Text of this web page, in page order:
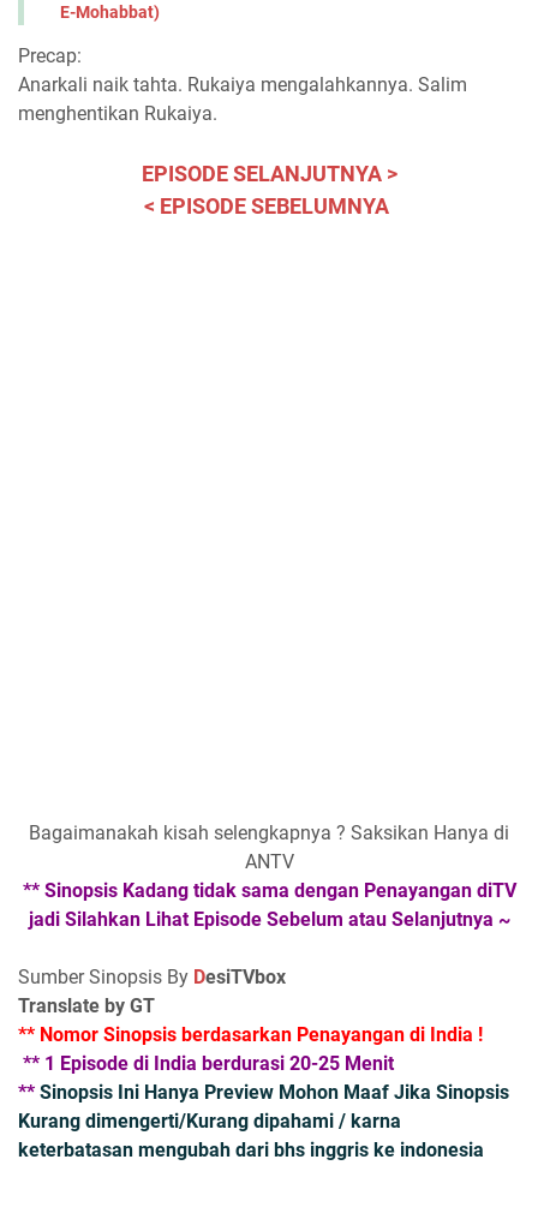
E-Mohabbat)
Precap:
Anarkali naik tahta. Rukaiya mengalahkannya. Salim
menghentikan Rukaiya.
EPISODE SELANJUTNYA >
< EPISODE SEBELUMNYA
Bagaimanakah kisah selengkapnya ? Saksikan Hanya di
ANTV
** Sinopsis Kadang tidak sama dengan Penayangan diTV
jadi Silahkan Lihat Episode Sebelum atau Selanjutnya ~
Sumber Sinopsis By DesiTVbox
Translate by GT
** Nomor Sinopsis berdasarkan Penayangan di India !
** 1 Episode di India berdurasi 20-25 Menit
** Sinopsis Ini Hanya Preview Mohon Maaf Jika Sinopsis
Kurang dimengerti/Kurang dipahami / karna
keterbatasan mengubah dari bhs inggris ke indonesia